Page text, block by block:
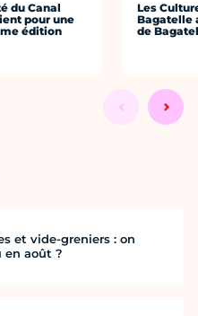
du Canal
pour une
édition
Les
Bagatelle
de
et vide-greniers : on
en août ?